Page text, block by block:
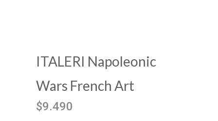
ITALERI Napoleonic
Wars French Art
$9.490